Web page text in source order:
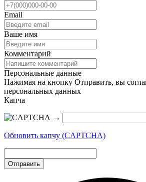
Email
Ваше имя
Комментарий
Персональные данные
Нажимая на кнопку Отправить, вы
персональных данных
Капча
→
Обновить капчу (CAPTCHA)
Отправить